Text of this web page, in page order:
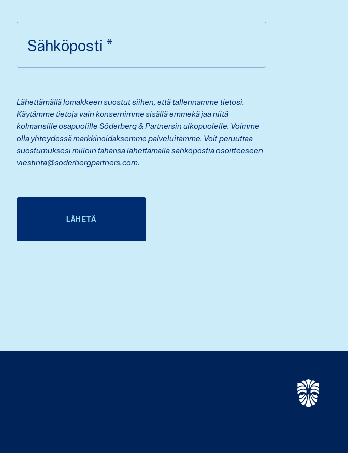
Sähköposti *
Lähettämällä lomakkeen suostut siihen, että tallennamme tietosi.
Käytämme tietoja vain konsernimme sisällä emmekä jaa niitä
kolmansille osapuolille Söderberg & Partnersin ulkopuolelle. Voimme
olla yhteydessä markkinoidaksemme palveluitamme. Voit peruuttaa
suostumuksesi milloin tahansa lähettämällä sähköpostia osoitteeseen
viestinta@soderbergpartners.com.
LÄHETÄ